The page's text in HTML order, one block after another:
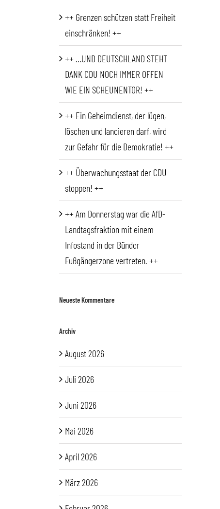
++ Grenzen schützen statt Freiheit
einschränken! ++
++ …UND DEUTSCHLAND STEHT
DANK CDU NOCH IMMER OFFEN
WIE EIN SCHEUNENTOR! ++
++ Ein Geheimdienst, der lügen,
löschen und lancieren darf, wird
zur Gefahr für die Demokratie! ++
++ Überwachungsstaat der CDU
stoppen! ++
++ Am Donnerstag war die AfD-
Landtagsfraktion mit einem
Infostand in der Bünder
Fußgängerzone vertreten. ++
Neueste Kommentare
Archiv
August 2026
Juli 2026
Juni 2026
Mai 2026
April 2026
März 2026